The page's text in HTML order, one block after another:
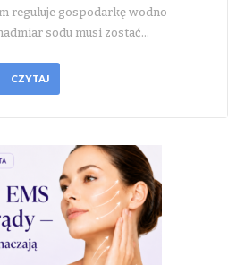
reguluje gospodarkę wodno-
sodu musi zostać…
CZYTAJ